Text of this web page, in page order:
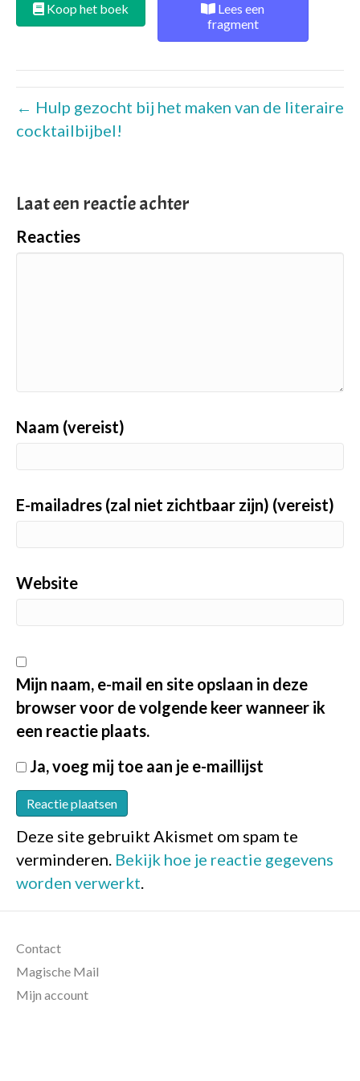
Koop het boek
Lees een
fragment
← Hulp gezocht bij het maken van de literaire
cocktailbijbel!
Laat een reactie achter
Reacties
Naam (vereist)
E-mailadres (zal niet zichtbaar zijn) (vereist)
Website
Mijn naam, e-mail en site opslaan in deze
browser voor de volgende keer wanneer ik
een reactie plaats.
Ja, voeg mij toe aan je e-maillijst
Deze site gebruikt Akismet om spam te
verminderen. Bekijk hoe je reactie gegevens
worden verwerkt.
Contact
Magische Mail
Mijn account